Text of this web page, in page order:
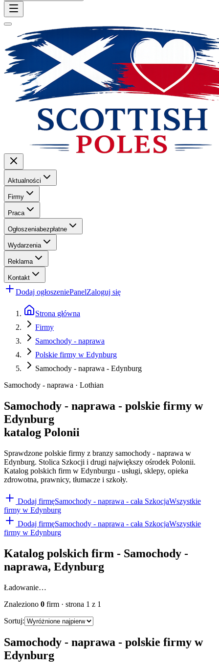
Aktualności
Firmy
Praca
Ogłoszeniabezpłatne
Wydarzenia
Reklama
Kontakt
Dodaj ogłoszeniePanelZaloguj się
Strona główna
Firmy
Samochody - naprawa
Polskie firmy w Edynburg
Samochody - naprawa - Edynburg
Samochody - naprawa · Lothian
Samochody - naprawa - polskie firmy w
Edynburg
katalog Polonii
Sprawdzone polskie firmy z branzy samochody - naprawa w
Edynburg. Stolica Szkocji i drugi największy ośrodek Polonii.
Katalog polskich firm w Edynburgu - usługi, sklepy, opieka
zdrowotna, prawnicy, tłumacze i szkoły.
Dodaj firmęSamochody - naprawa - cała SzkocjaWszystkie
firmy w Edynburg
Dodaj firmęSamochody - naprawa - cała SzkocjaWszystkie
firmy w Edynburg
Katalog polskich firm - Samochody -
naprawa, Edynburg
Ładowanie…
Znaleziono 0 firm · strona 1 z 1
Sortuj:
Samochody - naprawa - polskie firmy w
Edynburg